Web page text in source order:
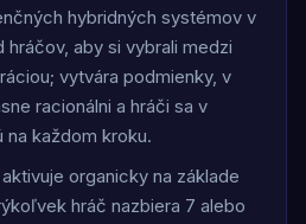
hybridných systémov v
hráčov, aby si vybrali medzi
vytvára podmienky, v
racionálni a hráči sa v
na každom kroku.
organicky na základe
hráč nazbiera 7 alebo